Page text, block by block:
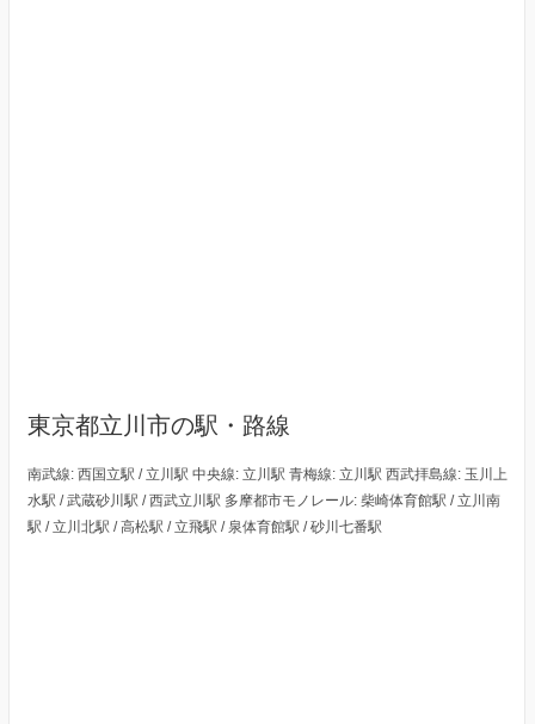
東京都立川市の駅・路線
南武線: 西国立駅 / 立川駅 中央線: 立川駅 青梅線: 立川駅 西武拝島線: 玉川上
水駅 / 武蔵砂川駅 / 西武立川駅 多摩都市モノレール: 柴崎体育館駅 / 立川南
駅 / 立川北駅 / 高松駅 / 立飛駅 / 泉体育館駅 / 砂川七番駅